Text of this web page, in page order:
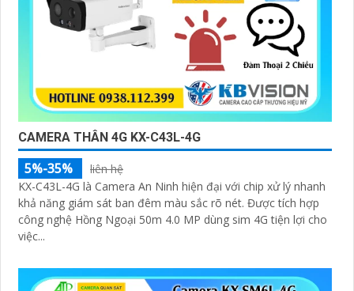
CAMERA THÂN 4G KX-C43L-4G
5%-35%
liên hệ
KX-C43L-4G là Camera An Ninh hiện đại với chip xử lý nhanh
khả năng giám sát ban đêm màu sắc rõ nét. Được tích hợp
công nghệ Hồng Ngoại 50m 4.0 MP dùng sim 4G tiện lợi cho
việc...